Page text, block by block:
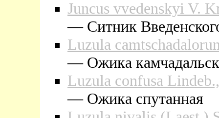
Juncus vvedenskyi V.
— Cитник
Luzula
— Ожика
Luzula confusa
— Ожика спутанная